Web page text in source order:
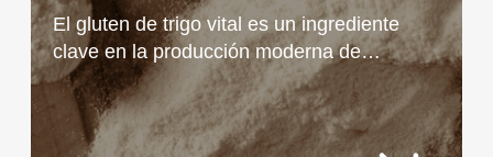
El gluten de trigo vital es un ingrediente
clave en la producción moderna de
alimentos, desde el pan hasta las
alternativas cárnicas vegetales. Descubra
sus propiedades y cómo puede utilizarlo en